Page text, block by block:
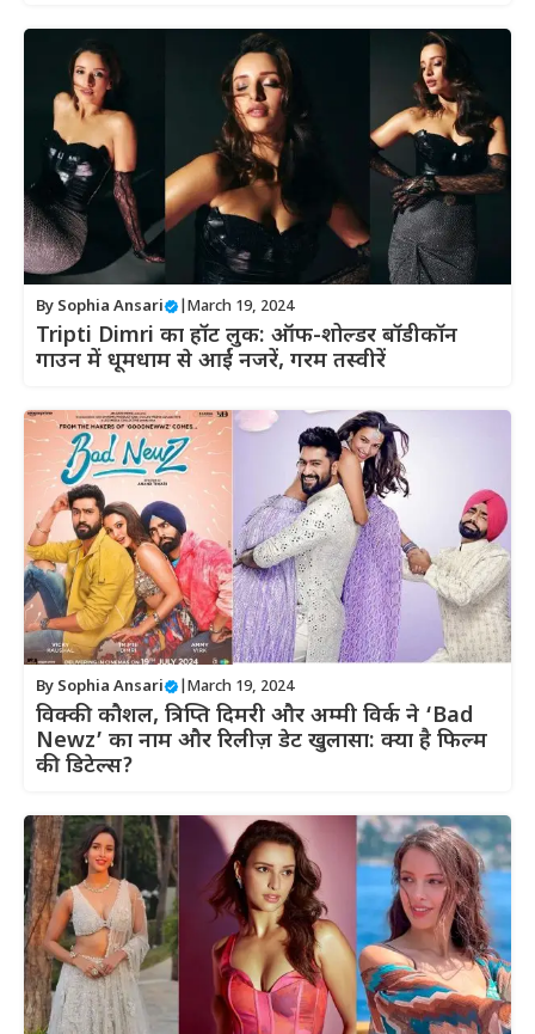
By Sophia Ansari March 19, 2024
Tripti Dimri का हॉट लुक: ऑफ-शोल्डर बॉडीकॉन
गाउन में धूमधाम से आईं नजरें, गरम तस्वीरें
By Sophia Ansari March 19, 2024
विक्की कौशल, त्रिप्ति दिमरी और अम्मी विर्क ने ‘Bad
Newz’ का नाम और रिलीज़ डेट खुलासा: क्या है फिल्म
की डिटेल्स?